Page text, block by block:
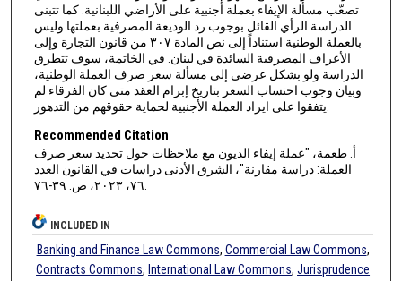
تصعّب مسألة الإيفاء بعملة أجنبية على الأراضي اللبنانية. كما تتبنى
الدراسة الرأي القائل بوجوب رد الوديعة المصرفية بعملتها وليس
بالعملة الوطنية استناداً إلى نص المادة ٣٠٧ من قانون التجارة وإلى
الأعراف المصرفية السائدة في لبنان. في الخاتمة، سوف تتطرق
الدراسة ولو بشكل عرضي إلى مسألة سعر صرف العملة الوطنية،
وبيان وجوب احتساب السعر بتاريخ إبرام العقد متى كان الفرقاء لم
يتفقوا على ايراد العملة الأجنبية لحماية حقوقهم من التدهور.
Recommended Citation
أ. طعمة، "عملة إيفاء الديون مع ملاحظات حول تحديد سعر صرف
العملة: دراسة مقارنة"، الشرق الأدنى دراسات في القانون العدد
INCLUDED IN
Banking and Finance Law Commons, Commercial Law Commons,
Contracts Commons,International Law Commons,Jurisprudence